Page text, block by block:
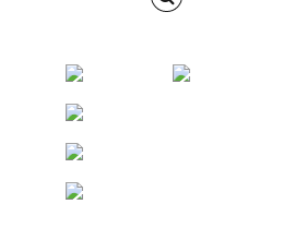
Facebook Instagram
ENVINET
RRS
RSS